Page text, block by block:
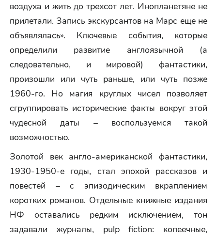
воздуха и жить до трехсот лет. Инопланетяне не
прилетали. Запись экскурсантов на Марс еще не
объявлялась». Ключевые события, которые
определили развитие англоязычной (а
следовательно, и мировой) фантастики,
произошли или чуть раньше, или чуть позже
1960-го. Но магия круглых чисел позволяет
сгруппировать исторические факты вокруг этой
чудесной даты – воспользуемся такой
возможностью.
Золотой век англо-американской фантастики,
1930-1950-е годы, стал эпохой рассказов и
повестей – с эпизодическим вкраплением
коротких романов. Отдельные книжные издания
НФ оставались редким исключением, тон
задавали журналы, pulp fiction: копеечные,